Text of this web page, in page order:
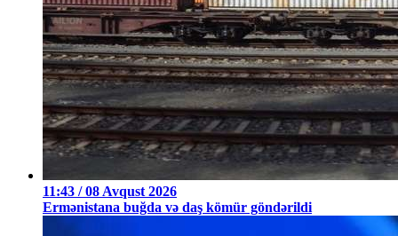
11:43 / 08 Avqust 2026
Ermənistana buğda və daş kömür göndərildi